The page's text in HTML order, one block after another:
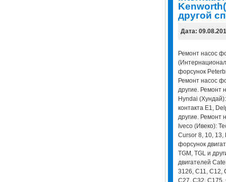
другой
Дата:
Ремонт насос
форсунок
Ремонт насос
другие. Ремонт
Hyndai
контакта E1,
другие. Ремонт
Iveco (Ивеко):
Cursor 8, 10, 13,
форсунок
TGM, TGL и
двигателей
3126, C11, C12,
С27, С32, С175,